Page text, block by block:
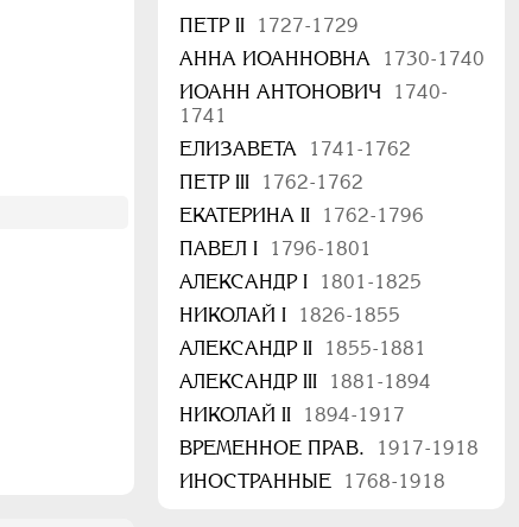
ПЕТР II
1727-1729
АННА ИОАННОВНА
1730-1740
ИОАНН АНТОНОВИЧ
1740-
1741
ЕЛИЗАВЕТА
1741-1762
ПЕТР III
1762-1762
ЕКАТЕРИНА II
1762-1796
ПАВЕЛ I
1796-1801
АЛЕКСАНДР I
1801-1825
НИКОЛАЙ I
1826-1855
АЛЕКСАНДР II
1855-1881
АЛЕКСАНДР III
1881-1894
НИКОЛАЙ II
1894-1917
ВРЕМЕННОЕ ПРАВ.
1917-1918
ИНОСТРАННЫЕ
1768-1918